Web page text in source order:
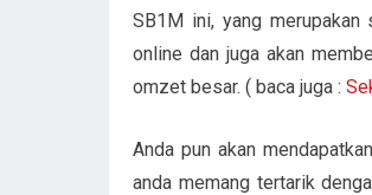
SB1M ini, yang merupakan
online dan juga akan
omzet besar. ( baca juga :
Anda pun akan
anda memang tertarik